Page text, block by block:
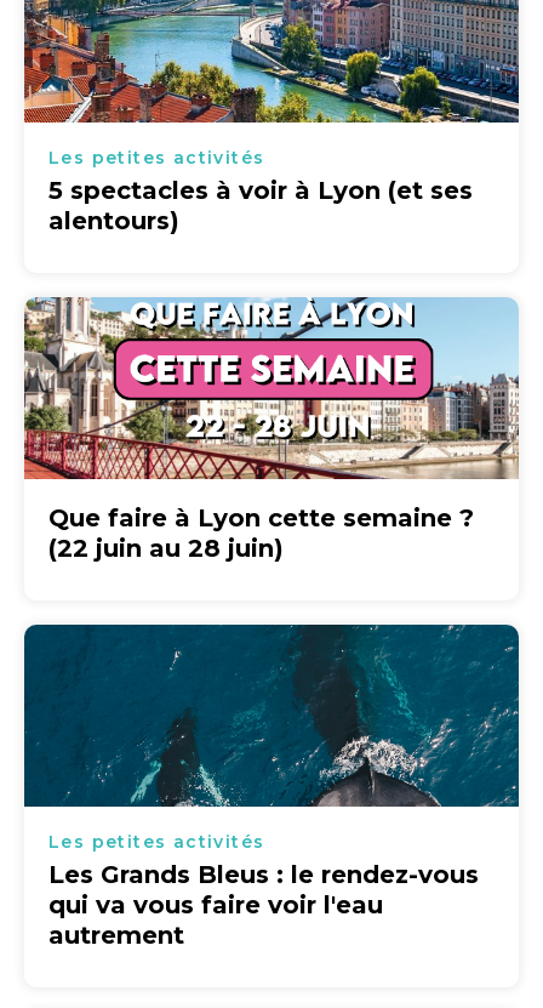
Les petites activités
5 spectacles à voir à Lyon (et ses
alentours)
Que faire à Lyon cette semaine ?
(22 juin au 28 juin)
Les petites activités
Les Grands Bleus : le rendez-vous
qui va vous faire voir l'eau
autrement